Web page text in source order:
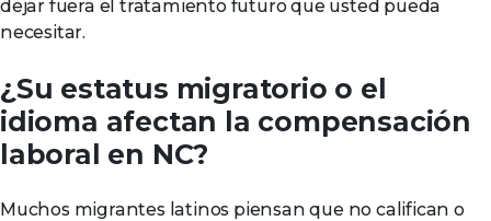
dejar fuera el tratamiento futuro que usted pueda
necesitar.
¿Su estatus migratorio o el
idioma afectan la compensación
laboral en NC?
Muchos migrantes latinos piensan que no califican o